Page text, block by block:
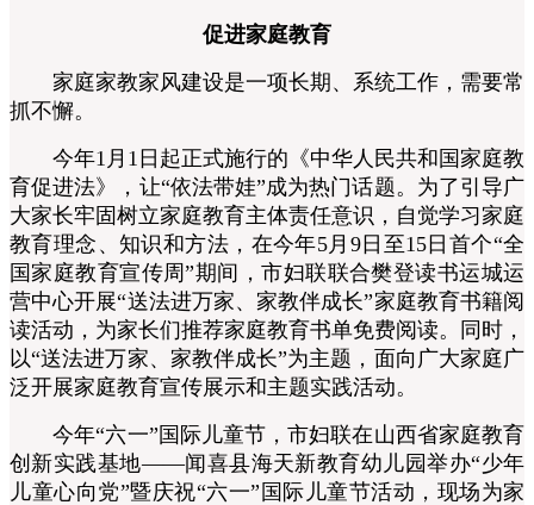
促进家庭教育
家庭家教家风建设是一项长期、系统工作，需要常
抓不懈。
今年1月1日起正式施行的《中华人民共和国家庭教
育促进法》，让“依法带娃”成为热门话题。为了引导广
大家长牢固树立家庭教育主体责任意识，自觉学习家庭
教育理念、知识和方法，在今年5月9日至15日首个“全
国家庭教育宣传周”期间，市妇联联合樊登读书运城运
营中心开展“送法进万家、家教伴成长”家庭教育书籍阅
读活动，为家长们推荐家庭教育书单免费阅读。同时，
以“送法进万家、家教伴成长”为主题，面向广大家庭广
泛开展家庭教育宣传展示和主题实践活动。
今年“六一”国际儿童节，市妇联在山西省家庭教育
创新实践基地——闻喜县海天新教育幼儿园举办“少年
儿童心向党”暨庆祝“六一”国际儿童节活动，现场为家